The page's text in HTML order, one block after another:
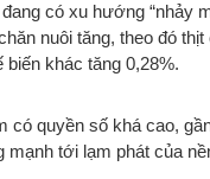
có xu hướng “nhảy
nuôi tăng, theo đó
biến khác tăng 0,28%.
quyền số khá cao,
tới lạm phát của